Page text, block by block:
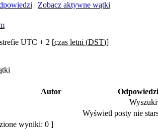
| Zobacz aktywne wątki
UTC + 2 [czas letni (DST)]
Autor
Wyświetl posty nie
wyniki: 0 ]